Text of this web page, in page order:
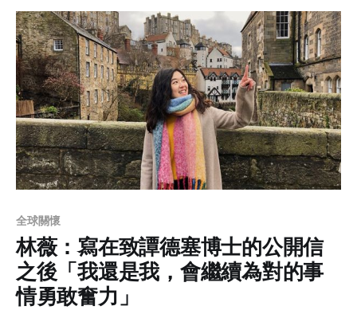
全球關懷
林薇：寫在致譚德塞博士的公開信
之後「我還是我，會繼續為對的事
情勇敢奮力」